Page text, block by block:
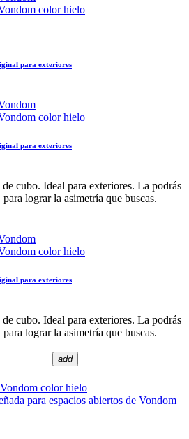
para exteriores
para exteriores
cubo. Ideal para exteriores. La podrás
lograr la asimetría que buscas.
para exteriores
cubo. Ideal para exteriores. La podrás
lograr la asimetría que buscas.
add